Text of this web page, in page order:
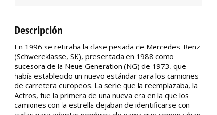
Descripción
En 1996 se retiraba la clase pesada de Mercedes-Benz
(Schwereklasse, SK), presentada en 1988 como
sucesora de la Neue Generation (NG) de 1973, que
había establecido un nuevo estándar para los camiones
de carretera europeos. La serie que la reemplazaba, la
Actros, fue la primera de una nueva era en la que los
camiones con la estrella dejaban de identificarse con